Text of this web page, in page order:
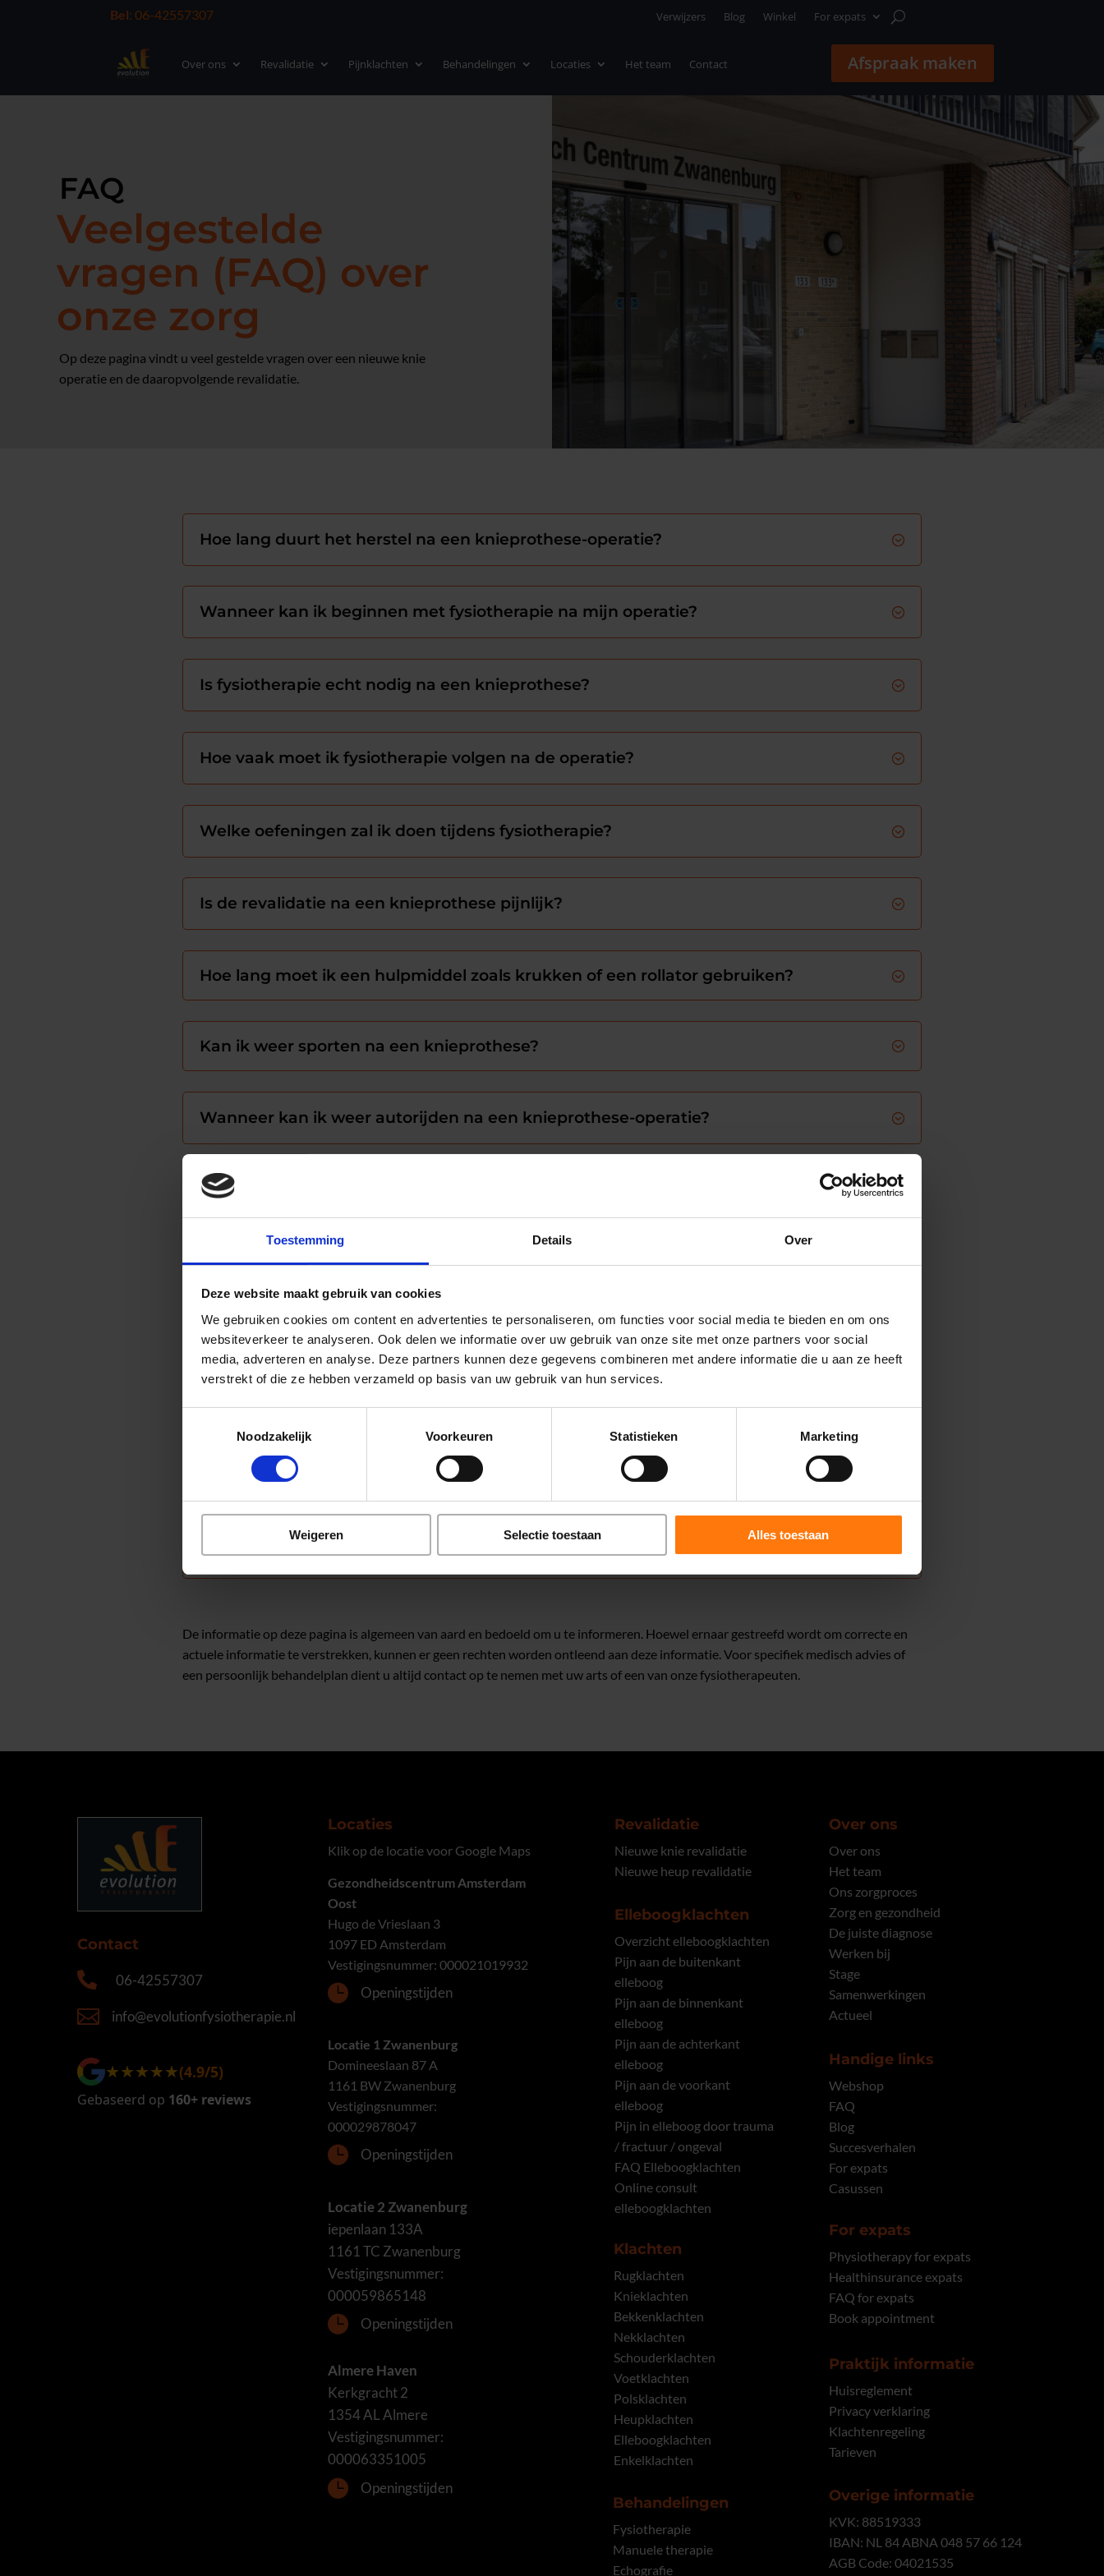
Toestemming Details Over
Deze website maakt gebruik van cookies
We gebruiken cookies om content en advertenties te personaliseren, om functies voor social media te bieden en om ons
websiteverkeer te analyseren. Ook delen we informatie over uw gebruik van onze site met onze partners voor social
media, adverteren en analyse. Deze partners kunnen deze gegevens combineren met andere informatie die u aan ze heeft
verstrekt of die ze hebben verzameld op basis van uw gebruik van hun services.
Noodzakelijk
Voorkeuren Statistieken Marketing
Weigeren Selectie toestaan Alles toestaan
Bel:06-42557307 Verwijzers Blog Winkel For expats
Over ons Revalidatie Pijnklachten Behandelingen Locaties Het team Contact Afspraak maken
FAQ
Veelgestelde
vragen (FAQ) over
onze zorg
Op deze pagina vindt u veel gestelde vragen over een nieuwe knie
operatie en de daaropvolgende revalidatie.
Hoe lang duurt het herstel na een knieprothese-operatie?
Wanneer kan ik beginnen met fysiotherapie na mijn operatie?
Is fysiotherapie echt nodig na een knieprothese?
Hoe vaak moet ik fysiotherapie volgen na de operatie?
Welke oefeningen zal ik doen tijdens fysiotherapie?
Is de revalidatie na een knieprothese pijnlijk?
Hoe lang moet ik een hulpmiddel zoals krukken of een rollator gebruiken?
Kan ik weer sporten na een knieprothese?
Wanneer kan ik weer autorijden na een knieprothese-operatie?
Zal mijn nieuwe knie ooit volledig normaal aanvoelen?
Hoe kan ik zwelling na de operatie verminderen?
Hoe voorkom ik littekenvorming rond mijn knie?
Wat moet ik doen als ik na de operatie stijfheid in mijn knie ervaar?
Kan ik op mijn knieën zitten na een knieprothese?
Zijn er dingen die ik moet vermijden na een knieprothese-operatie?
De informatie op deze pagina is algemeen van aard en bedoeld om u te informeren. Hoewel ernaar gestreefd wordt om correcte en
actuele informatie te verstrekken, kunnen er geen rechten worden ontleend aan deze informatie. Voor specifiek medisch advies of
een persoonlijk behandelplan dient u altijd contact op te nemen met uw arts of een van onze fysiotherapeuten.
Contact
 06-42557307
 info@evolutionfysiotherapie.nl
★★★★★
★★★★★(4.9/5)
Gebaseerd op 160+ reviews
Locaties
Klik op de locatie voor Google Maps
Gezondheidscentrum Amsterdam
Oost
Hugo de Vrieslaan 3
1097 ED Amsterdam
Vestigingsnummer: 000021019932
 Openingstijden
Locatie 1 Zwanenburg
Domineeslaan 87 A
1161 BW Zwanenburg
Vestigingsnummer:
000029878047
 Openingstijden
Locatie 2 Zwanenburg
iepenlaan 133A
1161 TC Zwanenburg
Vestigingsnummer:
000059865148
 Openingstijden
Almere Haven
Kerkgracht 2
1354 AL Almere
Vestigingsnummer:
000063351005
 Openingstijden
Revalidatie
Nieuwe knie revalidatie
Nieuwe heup revalidatie
Elleboogklachten
Overzicht elleboogklachten
Pijn aan de buitenkant
elleboog
Pijn aan de binnenkant
elleboog
Pijn aan de achterkant
elleboog
Pijn aan de voorkant
elleboog
Pijn in elleboog door trauma
/ fractuur / ongeval
FAQ Elleboogklachten
Online consult
elleboogklachten
Klachten
Rugklachten
Knieklachten
Bekkenklachten
Nekklachten
Schouderklachten
Voetklachten
Polsklachten
Heupklachten
Elleboogklachten
Enkelklachten
Behandelingen
Fysiotherapie
Manuele therapie
Echografie
Over ons
Over ons
Het team
Ons zorgproces
Zorg en gezondheid
De juiste diagnose
Werken bij
Stage
Samenwerkingen
Actueel
Handige links
Webshop
FAQ
Blog
Succesverhalen
For expats
Casussen
For expats
Physiotherapy for expats
Healthinsurance expats
FAQ for expats
Book appointment
Praktijk informatie
Huisreglement
Privacy verklaring
Klachtenregeling
Tarieven
Overige informatie
KVK: 88519333
IBAN: NL 84 ABNA 048 57 66 124
AGB Code: 04021535